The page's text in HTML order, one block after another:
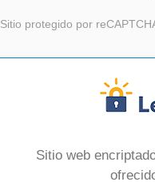
Sitio protegido por
Sitio web